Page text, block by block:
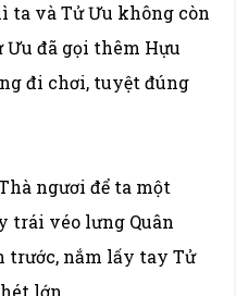
ta và Tử Ưu không còn
đã gọi thêm Hựu
đi chơi, tuyệt đúng
ngươi để ta một
trái véo lưng Quân
trước, nắm lấy tay Tử
lớn.